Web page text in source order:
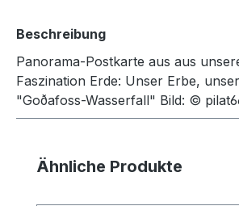
Beschreibung
Panorama-Postkarte aus aus
Faszination Erde: Unser Erbe,
"Goðafoss-Wasserfall" Bild: ©
Produktgalerie überspringen
Ähnliche Produkte